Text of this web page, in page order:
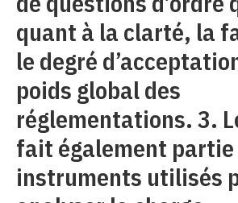
quant à la clarté, la
le degré
poids global des
réglementations. 3.
fait également partie
instruments utilisés